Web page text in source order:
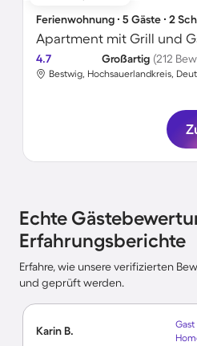
Ferienwohnung ∙ 5 Gäste ∙ 2
4.7 Großartig (212
Bestwig, Hochsauerlandkreis,
Echte
Erfahrungsberichte
Erfahre, wie unsere verifizierten
und geprüft werden.
Karin B.